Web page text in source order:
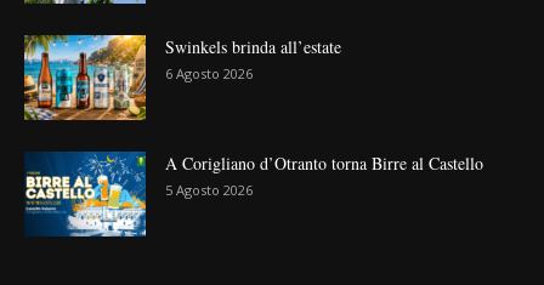
Swinkels brinda all’estate
6 Agosto 2026
A Corigliano d’Otranto torna Birre al Castello
5 Agosto 2026